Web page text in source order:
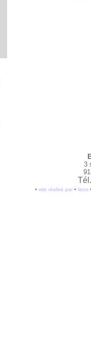
3
• site réalisé par• liens